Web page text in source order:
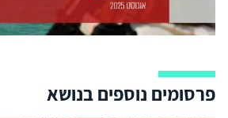
פרסומים נוספים בנושא